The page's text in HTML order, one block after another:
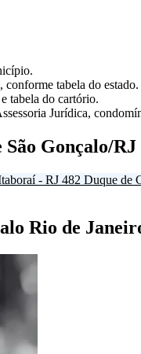
tabela do estado.
tabela do cartório.
Jurídica,
São Gonçalo/RJ
- RJ 482 Duque de
Rio de